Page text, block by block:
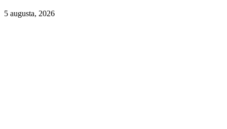
5 augusta, 2026